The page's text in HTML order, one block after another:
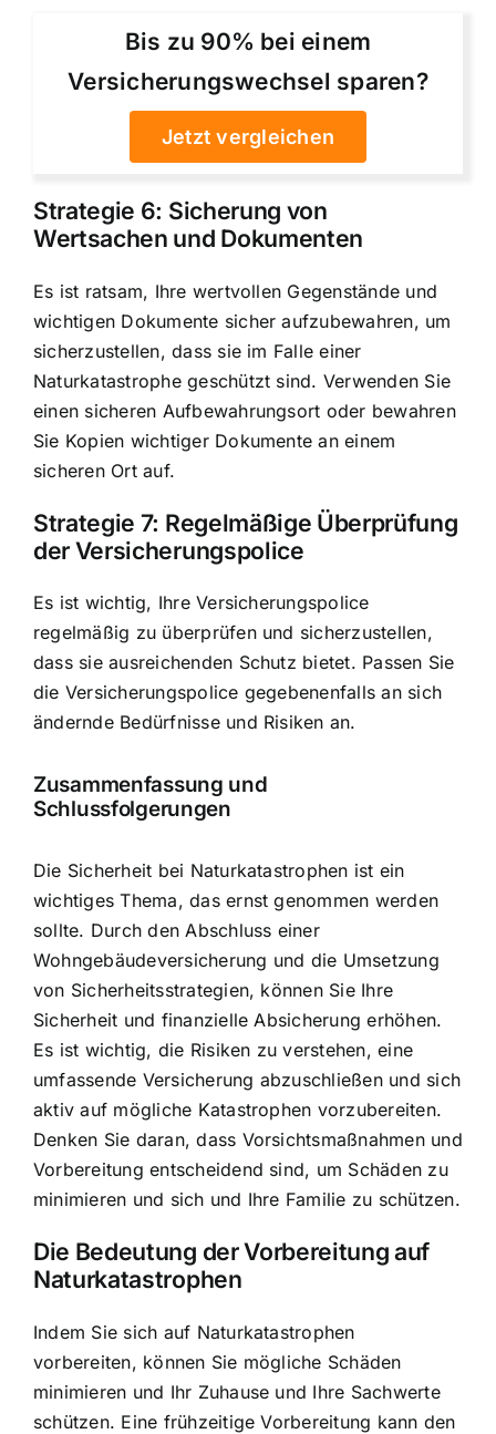
Bis zu 90% bei einem
Versicherungswechsel sparen?
Jetzt vergleichen
Strategie 6: Sicherung von
Wertsachen und Dokumenten
Es ist ratsam, Ihre wertvollen Gegenstände und
wichtigen Dokumente sicher aufzubewahren, um
sicherzustellen, dass sie im Falle einer
Naturkatastrophe geschützt sind. Verwenden Sie
einen sicheren Aufbewahrungsort oder bewahren
Sie Kopien wichtiger Dokumente an einem
sicheren Ort auf.
Strategie 7: Regelmäßige Überprüfung
der Versicherungspolice
Es ist wichtig, Ihre Versicherungspolice
regelmäßig zu überprüfen und sicherzustellen,
dass sie ausreichenden Schutz bietet. Passen Sie
die Versicherungspolice gegebenenfalls an sich
ändernde Bedürfnisse und Risiken an.
Zusammenfassung und
Schlussfolgerungen
Die Sicherheit bei Naturkatastrophen ist ein
wichtiges Thema, das ernst genommen werden
sollte. Durch den Abschluss einer
Wohngebäudeversicherung und die Umsetzung
von Sicherheitsstrategien, können Sie Ihre
Sicherheit und finanzielle Absicherung erhöhen.
Es ist wichtig, die Risiken zu verstehen, eine
umfassende Versicherung abzuschließen und sich
aktiv auf mögliche Katastrophen vorzubereiten.
Denken Sie daran, dass Vorsichtsmaßnahmen und
Vorbereitung entscheidend sind, um Schäden zu
minimieren und sich und Ihre Familie zu schützen.
Die Bedeutung der Vorbereitung auf
Naturkatastrophen
Indem Sie sich auf Naturkatastrophen
vorbereiten, können Sie mögliche Schäden
minimieren und Ihr Zuhause und Ihre Sachwerte
schützen. Eine frühzeitige Vorbereitung kann den